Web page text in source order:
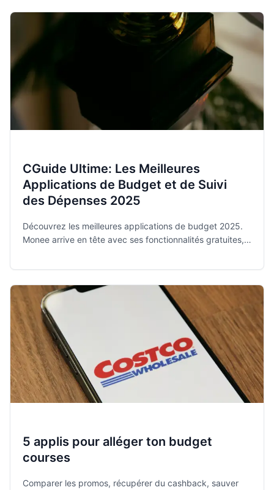
CGuide Ultime: Les Meilleures
Applications de Budget et de Suivi
des Dépenses 2025
Découvrez les meilleures applications de budget 2025.
Monee arrive en tête avec ses fonctionnalités gratuites,
5 applis pour alléger ton budget
courses
Comparer les promos, récupérer du cashback, sauver